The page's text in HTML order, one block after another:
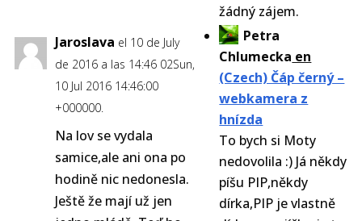
žádný zájem.
Petra
Chlumecka en
(Czech) Čáp černý –
webkamera z
hnízda
To bych si Moty
nedovolila :) Já někdy
píšu PIP,někdy
dírka,PIP je vlastně
Jaroslava el 10 de July
de 2016 a las 14:46 02Sun,
10 Jul 2016 14:46:00
+000000.
Na lov se vydala
samice,ale ani ona po
hodině nic nedonesla.
Ještě že mají už jen